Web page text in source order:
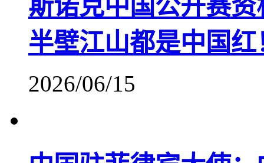
斯诺克中国公开赛
半壁江山都是中国红
2026/06/15